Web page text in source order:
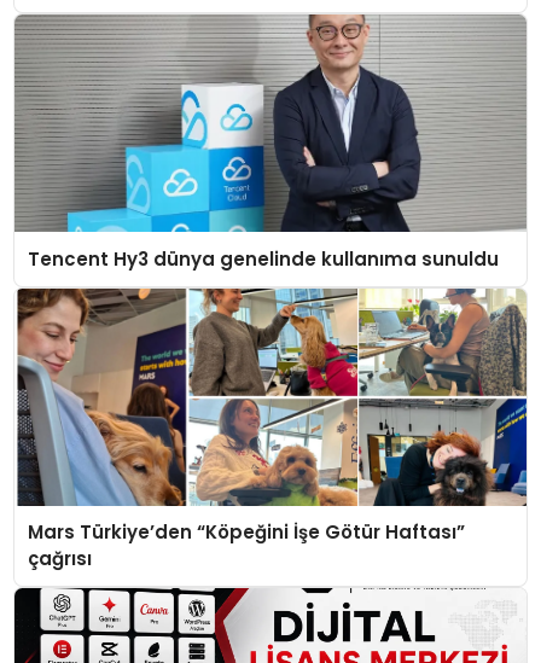
Tencent Hy3 dünya genelinde kullanıma sunuldu
Mars Türkiye’den “Köpeğini İşe Götür Haftası”
çağrısı